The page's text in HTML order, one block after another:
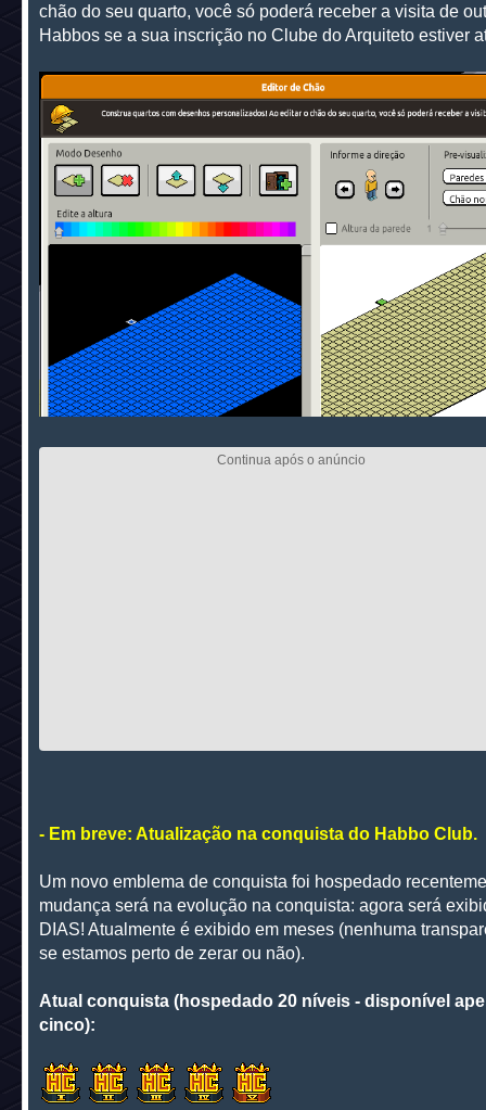
chão do seu quarto, você só poderá receber a visita de
Habbos se a sua inscrição no Clube do Arquiteto estiver
- Em breve: Atualização na conquista do Habbo Club.
Um novo emblema de conquista foi hospedado
mudança será na evolução na conquista: agora será
DIAS! Atualmente é exibido em meses (nenhuma
se estamos perto de zerar ou não).
Atual conquista (hospedado 20 níveis - disponível
cinco):